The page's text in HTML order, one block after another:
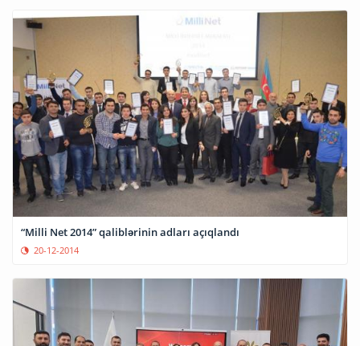
“Milli Net 2014” qaliblərinin adları açıqlandı
20-12-2014